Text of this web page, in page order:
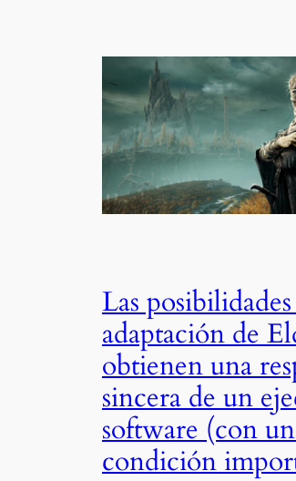
Las
adaptación de
obtienen una
sincera de un
software (con
condición